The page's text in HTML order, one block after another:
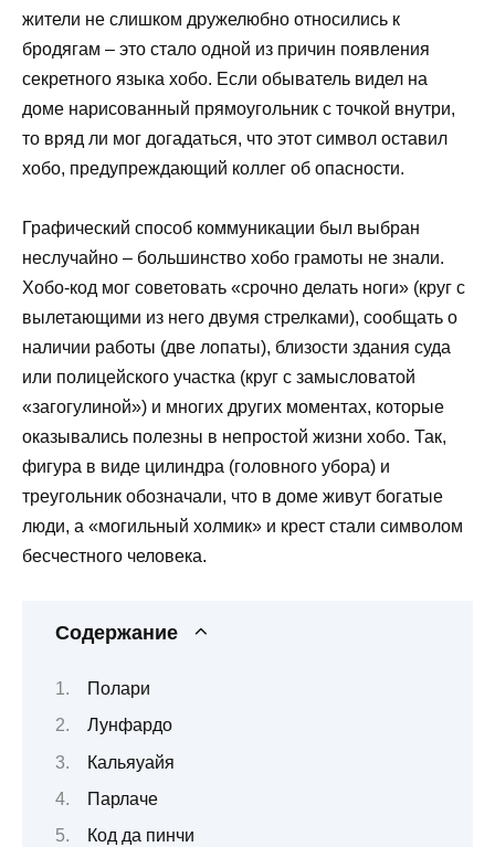
жители не слишком дружелюбно относились к
бродягам – это стало одной из причин появления
секретного языка хобо. Если обыватель видел на
доме нарисованный прямоугольник с точкой внутри,
то вряд ли мог догадаться, что этот символ оставил
хобо, предупреждающий коллег об опасности.
Графический способ коммуникации был выбран
неслучайно – большинство хобо грамоты не знали.
Хобо-код мог советовать «срочно делать ноги» (круг с
вылетающими из него двумя стрелками), сообщать о
наличии работы (две лопаты), близости здания суда
или полицейского участка (круг с замысловатой
«загогулиной») и многих других моментах, которые
оказывались полезны в непростой жизни хобо. Так,
фигура в виде цилиндра (головного убора) и
треугольник обозначали, что в доме живут богатые
люди, а «могильный холмик» и крест стали символом
бесчестного человека.
Содержание
Полари
Лунфардо
Кальяуайя
Парлаче
Код да пинчи